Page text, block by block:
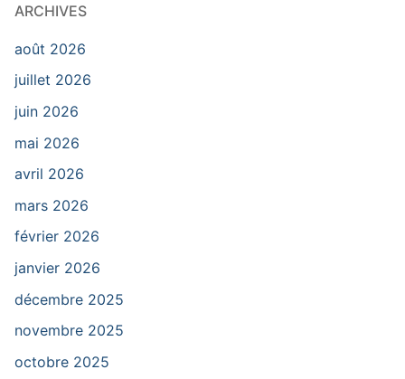
ARCHIVES
août 2026
juillet 2026
juin 2026
mai 2026
avril 2026
mars 2026
février 2026
janvier 2026
décembre 2025
novembre 2025
octobre 2025